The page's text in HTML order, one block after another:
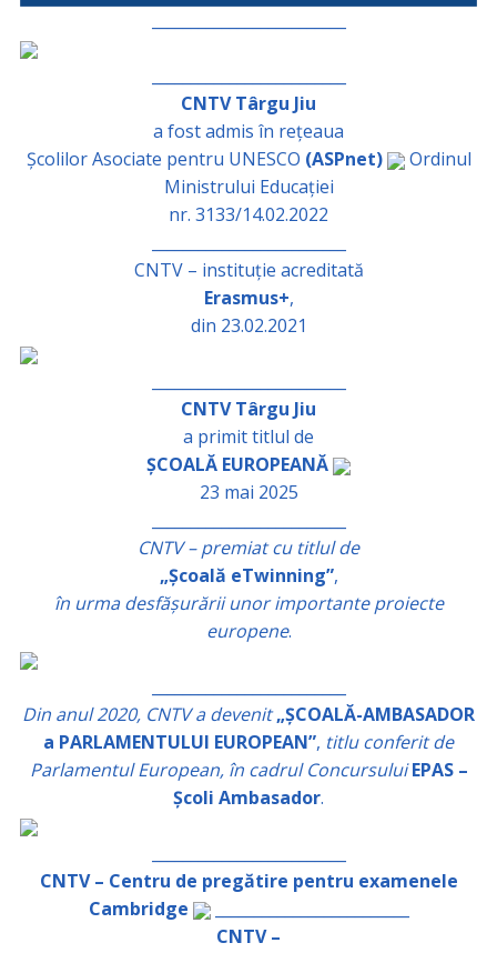
CNTV Târgu Jiu
a fost admis în rețeaua
Școlilor Asociate pentru UNESCO (ASPnet)
Ordinul
Ministrului Educației
nr. 3133/14.02.2022
CNTV – instituție acreditată
Erasmus+,
din 23.02.2021
CNTV Târgu Jiu
a primit titlul de
ȘCOALĂ EUROPEANĂ
23 mai 2025
CNTV – premiat cu titlul de
„Școală eTwinning”,
în urma desfășurării unor importante proiecte
europene.
Din anul 2020, CNTV a devenit „ȘCOALĂ-AMBASADOR
a PARLAMENTULUI EUROPEAN”, titlu conferit de
Parlamentul European, în cadrul Concursului EPAS –
Școli Ambasador.
CNTV – Centru de pregătire pentru examenele
Cambridge
_________________________
CNTV –